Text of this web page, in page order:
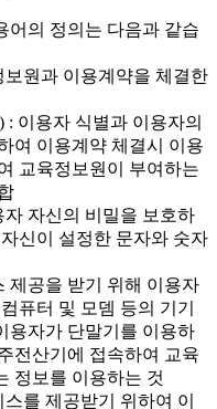
어의 정의는 다음과 같습
원과 이용계약을 체결한
이용자 식별과 이용자의
여 이용계약 체결시 이용
교육정보원이 부여하는
자신의 비밀을 보호하
신이 설정한 문자와 숫자
제공을 받기 위해 이용자
퓨터 및 모뎀 등의 기기
용자가 단말기를 이용하
전산기에 접속하여 교육
정보를 이용하는 것
를 제공받기 위하여 이